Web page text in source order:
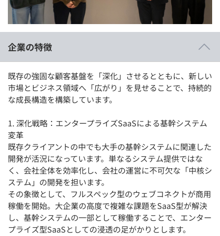
イベント・セミナー
インタビュー
ナレッジ
プラン
個人向けプラン
学校向けプラン
契約内容・クーポン
評価結果一覧
再チャレンジ結果一覧
Tech Team Journal
paiza times
paizaとは？
企業の特徴
既存の強固な顧客基盤を「深化」させるとともに、新しい
市場とビジネス領域へ「広がり」を見せることで、持続的
な成長構造を構築しています。
1. 深化戦略：エンタープライズSaaSによる基幹システム
変革
既存クライアントの中でも大手の基幹システムに関連した
開発が活況になっています。単なるシステム提供ではな
く、会社全体を効率化し、会社の運営に不可欠な「中核シ
ステム」の開発を担います。
その象徴として、フルスペック型のウェブコネクトが商用
稼働を開始。大企業の高度で複雑な課題をSaaS型が解決
し、基幹システムの一部として稼働することで、エンター
プライズ型SaaSとしての浸透の足がかりとします。